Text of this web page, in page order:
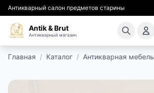
Антикварный салон предметов старины
Antik & Brut
Антикварный магазин
Главная / Каталог / Антикварная мебель